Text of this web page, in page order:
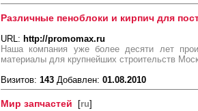
Различные пеноблоки и кирпич для
URL: http://promomax.ru
Наша компания уже более десяти лет
материалы для крупнейших строительств
Визитов: 143 Добавлен: 01.08.2010
Мир запчастей [ru]